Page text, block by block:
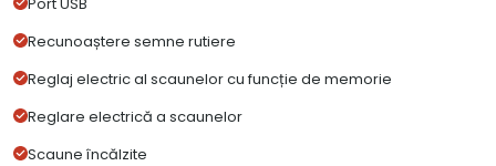
Recunoaștere semne rutiere
Reglaj electric al scaunelor cu funcție de memorie
Reglare electrică a scaunelor
Scaune încălzite